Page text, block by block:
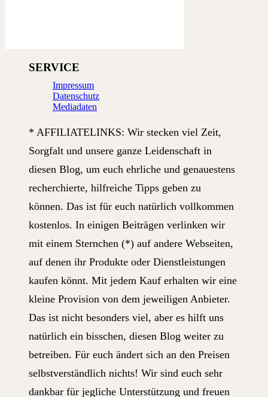
SERVICE
Impressum
Datenschutz
Mediadaten
* AFFILIATELINKS: Wir stecken viel Zeit,
Sorgfalt und unsere ganze Leidenschaft in
diesen Blog, um euch ehrliche und genauestens
recherchierte, hilfreiche Tipps geben zu
können. Das ist für euch natürlich vollkommen
kostenlos. In einigen Beiträgen verlinken wir
mit einem Sternchen (*) auf andere Webseiten,
auf denen ihr Produkte oder Dienstleistungen
kaufen könnt. Mit jedem Kauf erhalten wir eine
kleine Provision von dem jeweiligen Anbieter.
Das ist nicht besonders viel, aber es hilft uns
natürlich ein bisschen, diesen Blog weiter zu
betreiben. Für euch ändert sich an den Preisen
selbstverständlich nichts! Wir sind euch sehr
dankbar für jegliche Unterstützung und freuen